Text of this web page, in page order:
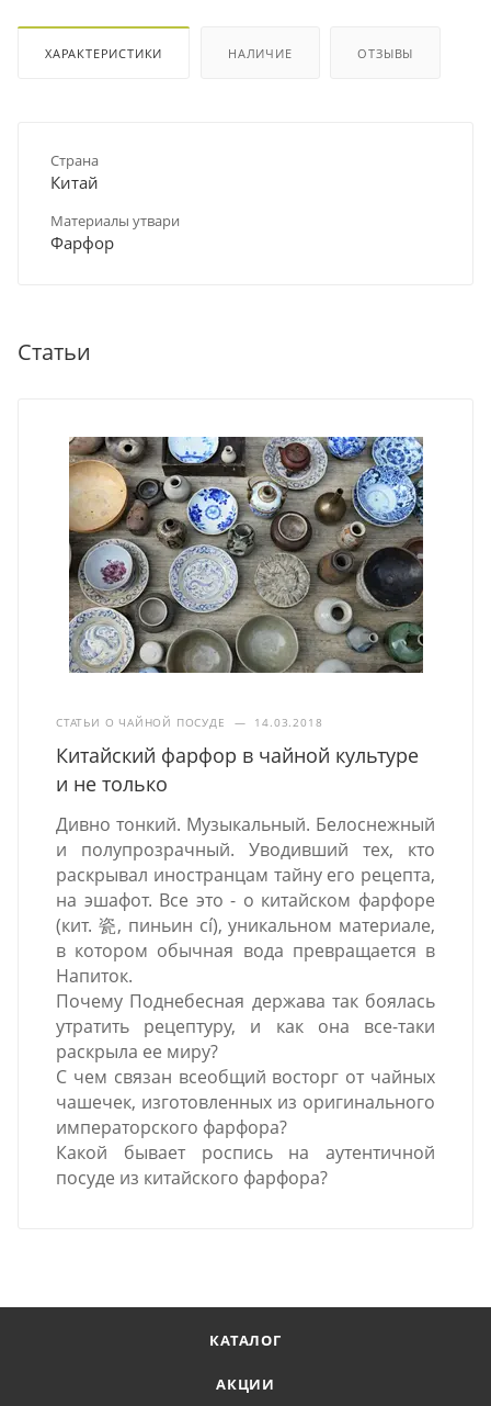
ХАРАКТЕРИСТИКИ НАЛИЧИЕ ОТЗЫВЫ
Страна
Китай
Материалы утвари
Фарфор
Статьи
СТАТЬИ О ЧАЙНОЙ ПОСУДЕ — 14.03.2018
Китайский фарфор в чайной культуре
и не только
Дивно тонкий. Музыкальный. Белоснежный
и полупрозрачный. Уводивший тех, кто
раскрывал иностранцам тайну его рецепта,
на эшафот. Все это - о китайском фарфоре
(кит. 瓷, пиньин cí), уникальном материале,
в котором обычная вода превращается в
Напиток.
Почему Поднебесная держава так боялась
утратить рецептуру, и как она все-таки
раскрыла ее миру?
С чем связан всеобщий восторг от чайных
чашечек, изготовленных из оригинального
императорского фарфора?
Какой бывает роспись на аутентичной
посуде из китайского фарфора?
КАТАЛОГ
АКЦИИ